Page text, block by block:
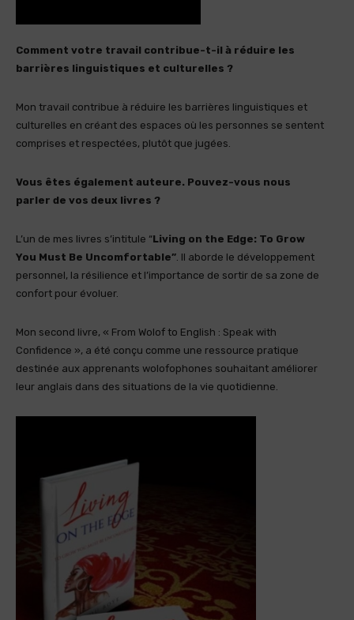
Comment votre travail contribue-t-il à réduire les
barrières linguistiques et culturelles ?
Mon travail contribue à réduire les barrières linguistiques et
culturelles en créant des espaces où les personnes se sentent
comprises et respectées, plutôt que jugées.
Vous êtes également auteure. Pouvez-vous nous
parler de vos deux livres ?
L’un de mes livres s’intitule “Living on the Edge: To Grow
You Must Be Uncomfortable” . Il aborde le développement
personnel, la résilience et l’importance de sortir de sa zone de
confort pour évoluer.
Mon second livre, « From Wolof to English : Speak with
Confidence », a été conçu comme une ressource pratique
destinée aux apprenants wolofophones souhaitant améliorer
leur anglais dans des situations de la vie quotidienne.